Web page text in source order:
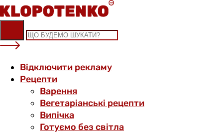
Skip
to
content
Відключити рекламу
Рецепти
Варення
Вегетаріанські рецепти
Випічка
Готуємо без світла